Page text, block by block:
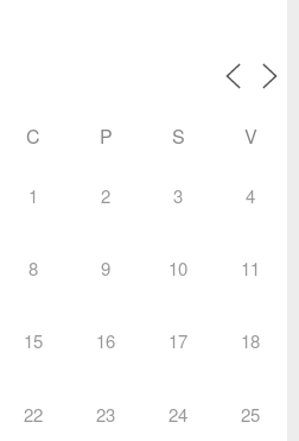
C P S V
1 2 3 4
8 9 10 11
15 16 17 18
22 23 24 25